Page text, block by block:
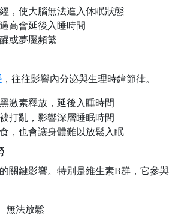
，使大腦無法進入休眠狀態
高會延後入睡時間
或夢魘頻繁
，往往影響內分泌與生理時鐘節律。
激素釋放，延後入睡時間
打亂，影響深層睡眠時間
，也會讓身體難以放鬆入眠
關鍵影響。特別是維生素B群，它參
無法放鬆